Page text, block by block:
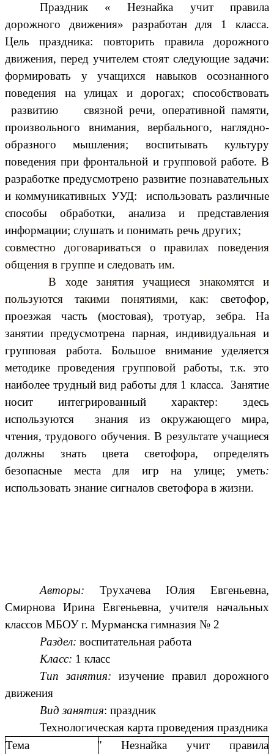
Праздник « Незнайка учит правила
дорожного движения» разработан для 1 класса.
Цель праздника: повторить правила дорожного
движения, перед учителем стоят следующие задачи:
формировать у учащихся навыков осознанного
поведения на улицах и дорогах; способствовать
развитию связной речи, оперативной памяти,
произвольного внимания, вербального, наглядно-
образного мышления; воспитывать культуру
поведения при фронтальной и групповой работе. В
разработке предусмотрено развитие познавательных
и коммуникативных УУД: использовать различные
способы обработки, анализа и представления
информации; слушать и понимать речь других;
совместно договариваться о правилах поведения
общения в группе и следовать им.
В ходе занятия учащиеся знакомятся и
пользуются такими понятиями, как: светофор,
проезжая часть (мостовая), тротуар, зебра. На
занятии предусмотрена парная, индивидуальная и
групповая работа. Большое внимание уделяется
методике проведения групповой работы, т.к. это
наиболее трудный вид работы для 1 класса. Занятие
носит интегрированный характер: здесь
используются знания из окружающего мира,
чтения, трудового обучения. В результате учащиеся
должны знать
цвета светофора, определять
безопасные места для игр на улице;
уметь:
использовать знание сигналов светофора в жизни.
Авторы: Трухачева Юлия Евгеньевна,
Смирнова Ирина Евгеньевна, учителя начальных
классов МБОУ г. Мурманска гимназия № 2
Раздел: воспитательная работа
Класс: 1 класс
Тип занятия:изучение правил дорожного
движения
Вид занятия: праздник
Технологическая карта проведения праздника
Тема
" Незнайка учит правила